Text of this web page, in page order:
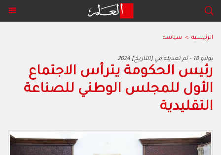
الرئيسية > سياسة
2024 يوليو 18 - تم تعديله في [التاريخ]
‬التقليدية